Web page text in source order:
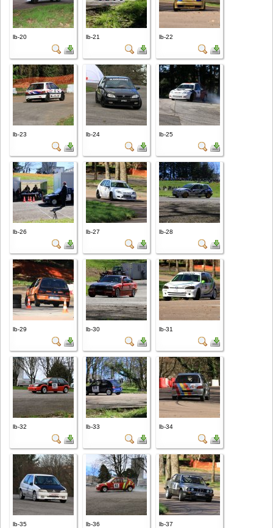
lb-20 lb-21 lb-22
lb-23 lb-24 lb-25
lb-26 lb-27 lb-28
lb-29 lb-30 lb-31
lb-32 lb-33 lb-34
lb-35 lb-36 lb-37